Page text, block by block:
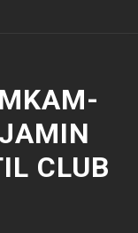
CLUB